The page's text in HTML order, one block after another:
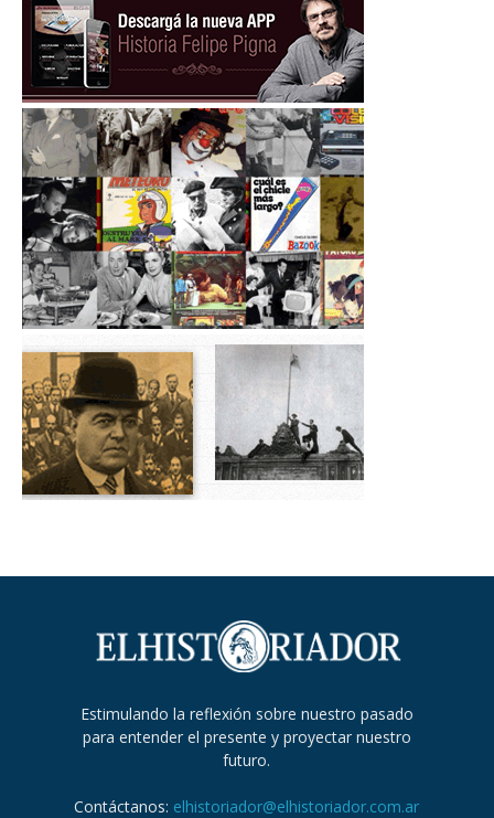
Estimulando la reflexión sobre nuestro pasado
para entender el presente y proyectar nuestro
futuro.
Contáctanos: elhistoriador@elhistoriador.com.ar